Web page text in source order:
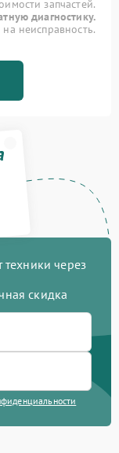
запчастей.
диагностику.
неисправность.
через
скидка